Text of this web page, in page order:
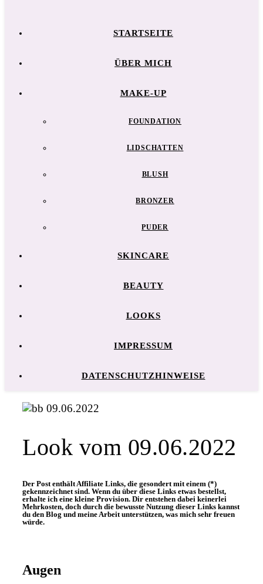
STARTSEITE
ÜBER MICH
MAKE-UP
FOUNDATION
LIDSCHATTEN
BLUSH
BRONZER
PUDER
SKINCARE
BEAUTY
LOOKS
IMPRESSUM
DATENSCHUTZHINWEISE
Look vom 09.06.2022
Der Post enthält Affiliate Links, die gesondert mit einem (*)
gekennzeichnet sind. Wenn du über diese Links etwas bestellst,
erhalte ich eine kleine Provision. Dir entstehen dabei keinerlei
Mehrkosten, doch durch die bewusste Nutzung dieser Links kannst
du den Blog und meine Arbeit unterstützen, was mich sehr freuen
würde.
Augen